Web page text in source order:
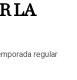
LA
regular